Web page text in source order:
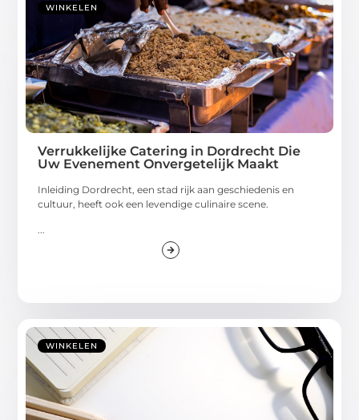
WINKELEN
Verrukkelijke Catering in Dordrecht Die
Uw Evenement Onvergetelijk Maakt
Inleiding Dordrecht, een stad rijk aan geschiedenis en
cultuur, heeft ook een levendige culinaire scene.
...
WINKELEN